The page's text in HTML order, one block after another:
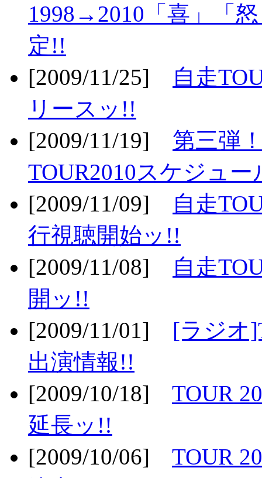
1998→2010「喜」「
定!!
[2009/11/25]
自走
リースッ!!
[2009/11/19] 第三弾
TOUR2010スケジュー
[2009/11/09]
自走
行視聴開始ッ!!
[2009/11/08]
自走
開ッ!!
[2009/11/01] [ラジオ
出演情報!!
[2009/10/18] TOUR
延長ッ!!
[2009/10/06] TOUR